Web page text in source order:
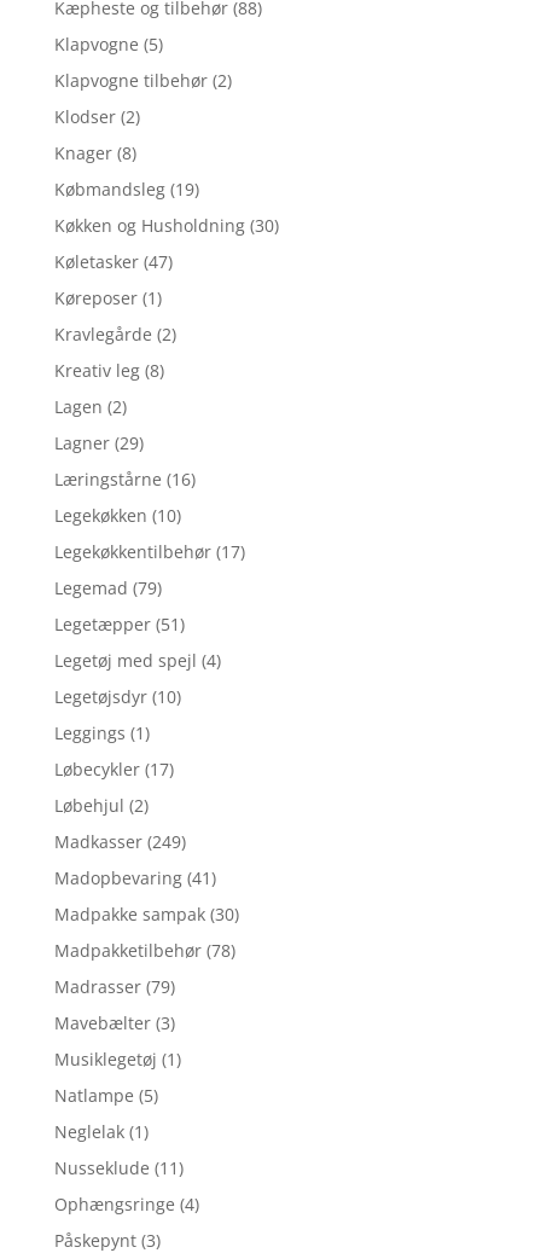
Kæpheste og tilbehør (88)
Klapvogne (5)
Klapvogne tilbehør (2)
Klodser (2)
Knager (8)
Købmandsleg (19)
Køkken og Husholdning (30)
Køletasker (47)
Køreposer (1)
Kravlegårde (2)
Kreativ leg (8)
Lagen (2)
Lagner (29)
Læringstårne (16)
Legekøkken (10)
Legekøkkentilbehør (17)
Legemad (79)
Legetæpper (51)
Legetøj med spejl (4)
Legetøjsdyr (10)
Leggings (1)
Løbecykler (17)
Løbehjul (2)
Madkasser (249)
Madopbevaring (41)
Madpakke sampak (30)
Madpakketilbehør (78)
Madrasser (79)
Mavebælter (3)
Musiklegetøj (1)
Natlampe (5)
Neglelak (1)
Nusseklude (11)
Ophængsringe (4)
Påskepynt (3)